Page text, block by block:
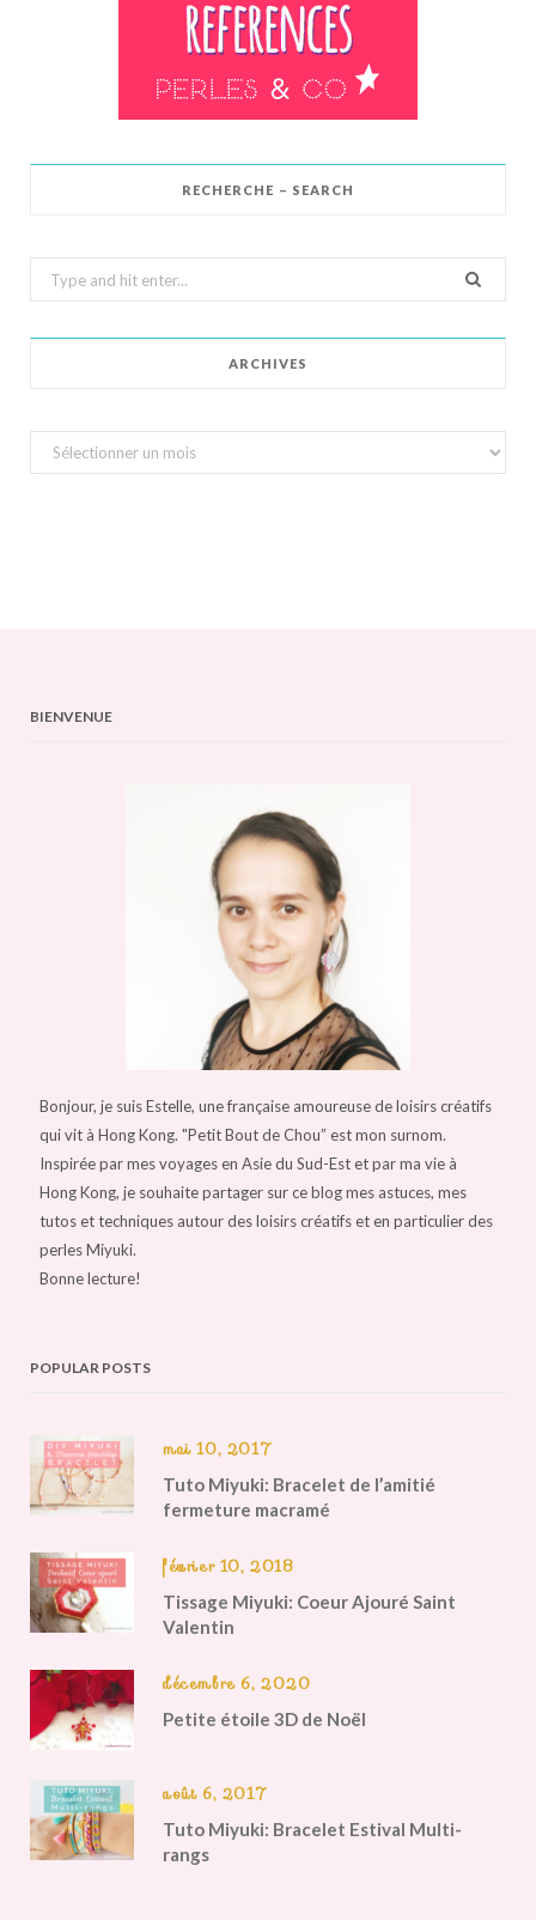
RECHERCHE – SEARCH
Search
for:
ARCHIVES
Archives
BIENVENUE
Bonjour, je suis Estelle, une française amoureuse de loisirs créatifs
qui vit à Hong Kong. "Petit Bout de Chou” est mon surnom.
Inspirée par mes voyages en Asie du Sud-Est et par ma vie à
Hong Kong, je souhaite partager sur ce blog mes astuces, mes
tutos et techniques autour des loisirs créatifs et en particulier des
perles Miyuki.
Bonne lecture!
POPULAR POSTS
mai 10, 2017
Tuto Miyuki: Bracelet de l’amitié
fermeture macramé
février 10, 2018
Tissage Miyuki: Coeur Ajouré Saint
Valentin
décembre 6, 2020
Petite étoile 3D de Noël
août 6, 2017
Tuto Miyuki: Bracelet Estival Multi-
rangs